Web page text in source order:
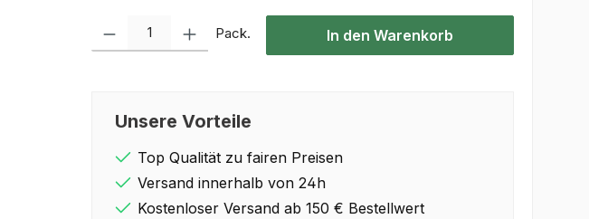
Pack. In den Warenkorb
Unsere Vorteile
Top Qualität zu fairen Preisen
Versand innerhalb von 24h
Kostenloser Versand ab 150 € Bestellwert